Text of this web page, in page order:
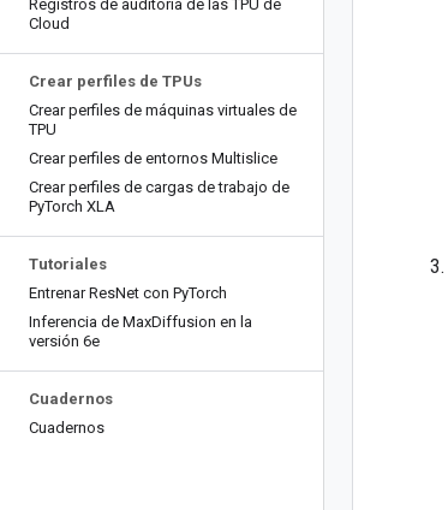
Registros de auditoría de las TPU de
Cloud
Crear perfiles de TPUs
Crear perfiles de máquinas virtuales de
TPU
Crear perfiles de entornos Multislice
Crear perfiles de cargas de trabajo de
PyTorch XLA
Tutoriales
Entrenar ResNet con PyTorch
Inferencia de MaxDiffusion en la
versión 6e
Cuadernos
Cuadernos